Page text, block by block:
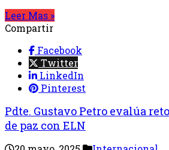
Leer Mas »
Compartir
Facebook
Twitter
LinkedIn
Pinterest
Pdte. Gustavo Petro evalúa
de paz con ELN